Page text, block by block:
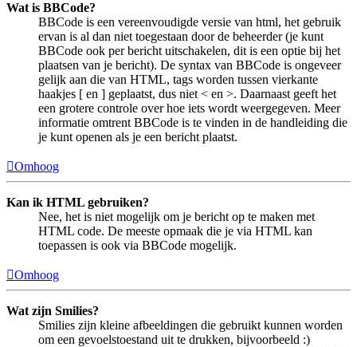
Wat is BBCode?
BBCode is een vereenvoudigde versie van html, het gebruik
ervan is al dan niet toegestaan door de beheerder (je kunt
BBCode ook per bericht uitschakelen, dit is een optie bij het
plaatsen van je bericht). De syntax van BBCode is ongeveer
gelijk aan die van HTML, tags worden tussen vierkante
haakjes [ en ] geplaatst, dus niet < en >. Daarnaast geeft het
een grotere controle over hoe iets wordt weergegeven. Meer
informatie omtrent BBCode is te vinden in de handleiding die
je kunt openen als je een bericht plaatst.
Omhoog
Kan ik HTML gebruiken?
Nee, het is niet mogelijk om je bericht op te maken met
HTML code. De meeste opmaak die je via HTML kan
toepassen is ook via BBCode mogelijk.
Omhoog
Wat zijn Smilies?
Smilies zijn kleine afbeeldingen die gebruikt kunnen worden
om een gevoelstoestand uit te drukken, bijvoorbeeld :)